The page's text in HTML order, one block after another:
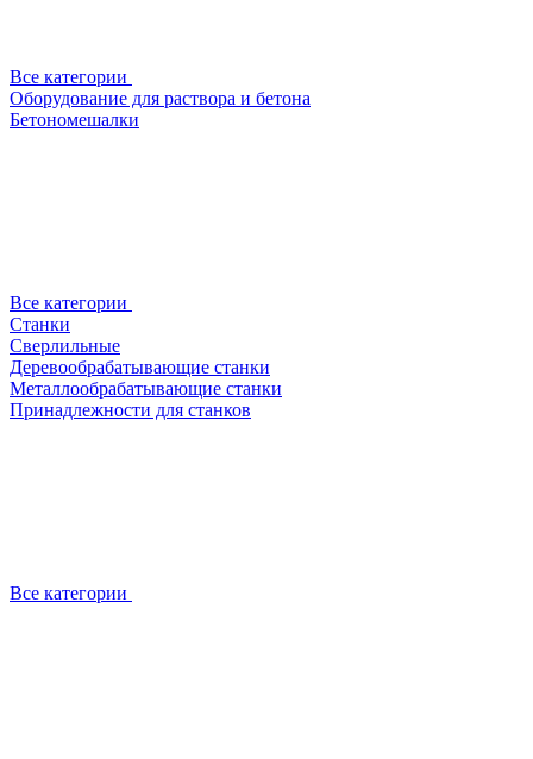
Все категории
Оборудование для раствора и бетона
Бетономешалки
Все категории
Станки
Сверлильные
Деревообрабатывающие станки
Металлообрабатывающие станки
Принадлежности для станков
Все категории